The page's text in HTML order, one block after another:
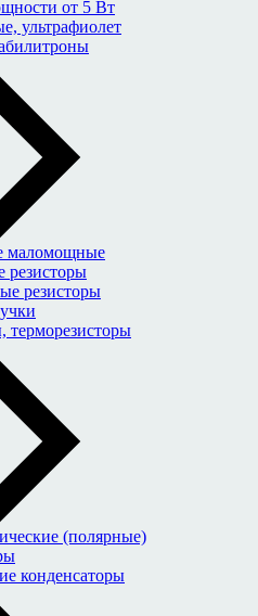
от 5 Вт
ультрафиолет
маломощные
резисторы
резисторы
терморезисторы
(полярные)
конденсаторы